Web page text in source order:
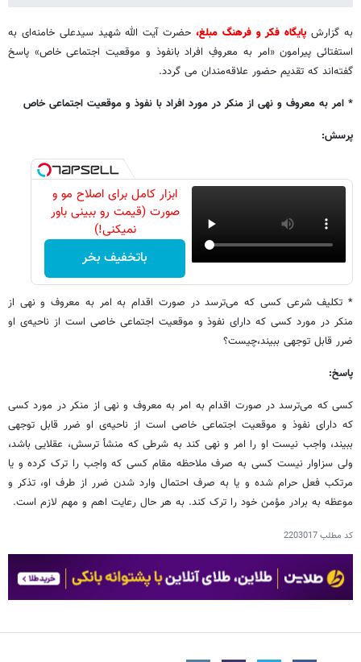
به گزارش پایگاه فکر و فرهنگ مبلغ، حضرت آیت الله شهید سیدعلی خامنه‌ای به
استفتائی پیرامون «امر به معروفِ افراد بانفوذ و موقعیت اجتماعی خاص» پاسخ
گفته‌اند که تقدیم حضور علاقه‌مندان می گردد.
* امر به معروف و نهی از منکر در مورد افراد با نفوذ و موقعیت اجتماعی خاص
پرسش:
ابزار کامل برای اصلاح مو و
صورت (قیمت رو ببینی باور
نمیکنی!)
باتخفیف بخر
* تکلیف شرعی کسی که می‌ترسد در صورت اقدام به امر به معروف و نهی از
منکر در مورد کسی که دارای نفوذ و موقعیت اجتماعی خاصی است از ناحیه‌ی او
ضرر قابل توجهی ببیند،چیست؟
پاسخ:
کسی که می‌ترسد در صورت اقدام به امر به معروف و نهی از منکر در مورد کسی
که دارای نفوذ و موقعیت اجتماعی خاصی است از ناحیه‌ی او ضرر قابل توجهی
ببیند، واجب نیست او را امر و نهی کند به شرطی که منشأ ترسش، عقلایی باشد،
ولی سزاوار نیست کسی به صرف ملاحظه‌ مقام کسی که واجب را ترک کرده و یا
مرتکب فعل حرام شده و یا به صرف احتمال وارد شدن ضرر از طرف او، تذکر و
موعظه به برادر مؤمن خود را ترک کند. به هر حال رعایت اهم و مهم لازم است.
کد مطلب2203017